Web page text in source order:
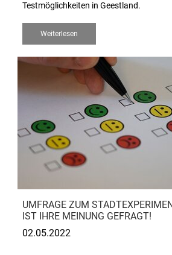
Testmöglichkeiten in Geestland.
Weiterlesen
UMFRAGE ZUM
IST IHRE MEINUNG GEFRAGT!
02.05.2022